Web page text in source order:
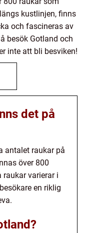
kustlinjen, finns
och fascineras av
besök Gotland och
inte att bli besviken!
det på
antalet raukar på
över 800
varierar i
en riklig